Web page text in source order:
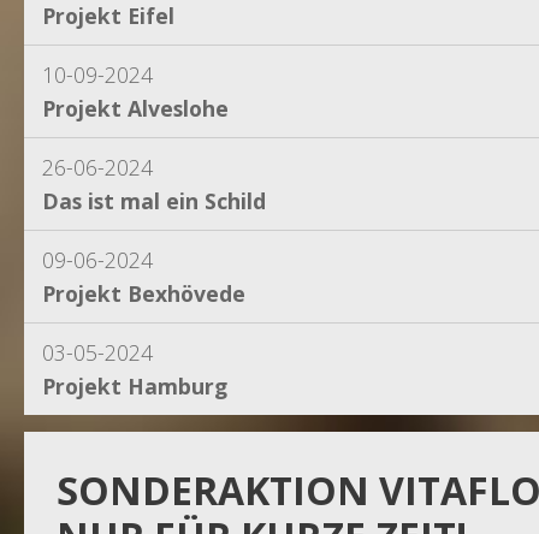
Projekt Eifel
10-09-2024
Projekt Alveslohe
26-06-2024
Das ist mal ein Schild
09-06-2024
Projekt Bexhövede
03-05-2024
Projekt Hamburg
Projekt Dassel
SONDERAKTION